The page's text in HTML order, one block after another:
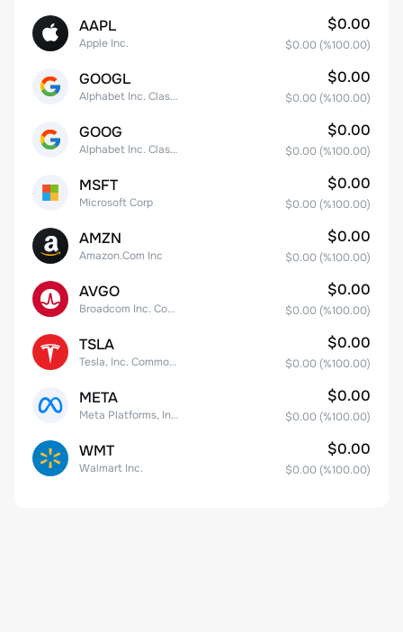
AAPL
Apple Inc.
$0.00
$0.00 (%100.00)
GOOGL
Alphabet Inc. Class A Common Stock
$0.00
$0.00 (%100.00)
GOOG
Alphabet Inc. Class C Capital Stock
$0.00
$0.00 (%100.00)
MSFT
Microsoft Corp
$0.00
$0.00 (%100.00)
AMZN
Amazon.Com Inc
$0.00
$0.00 (%100.00)
AVGO
Broadcom Inc. Common Stock
$0.00
$0.00 (%100.00)
TSLA
Tesla, Inc. Common Stock
$0.00
$0.00 (%100.00)
META
Meta Platforms, Inc. Class A Common Stock
$0.00
$0.00 (%100.00)
WMT
Walmart Inc.
$0.00
$0.00 (%100.00)